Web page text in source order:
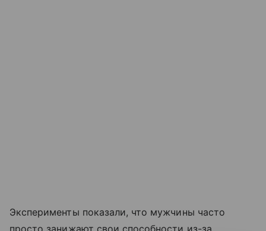
Эксперименты показали, что мужчины часто